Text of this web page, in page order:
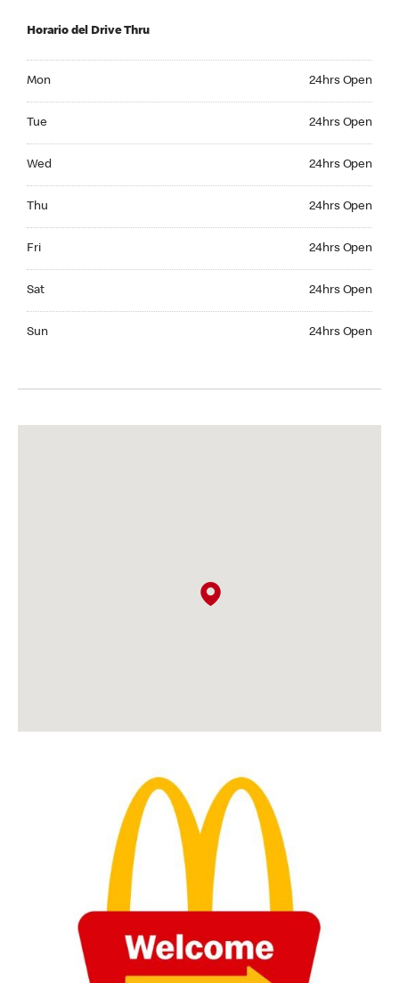
Horario del Drive Thru
Mon 24hrs Open
Tue 24hrs Open
Wed 24hrs Open
Thu 24hrs Open
Fri 24hrs Open
Sat 24hrs Open
Sun 24hrs Open